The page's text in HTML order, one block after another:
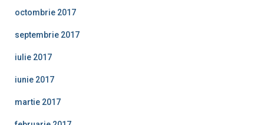
octombrie 2017
septembrie 2017
iulie 2017
iunie 2017
martie 2017